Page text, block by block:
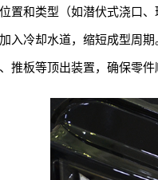
置和类型（如潜伏式浇口、
入冷却水道，缩短成型周期
推板等顶出装置，确保零件